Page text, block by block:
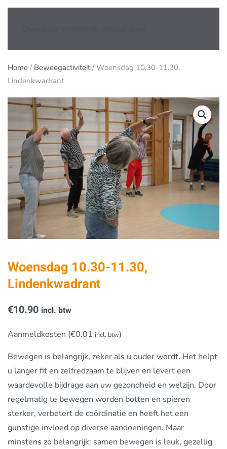
Home / Beweegactiviteit/ Woensdag 10.30-11.30,
Lindenkwadrant
Woensdag 10.30-11.30,
Lindenkwadrant
€10.90 incl. btw
Aanmeldkosten (€0.01 incl. btw)
Bewegen is belangrijk, zeker als u ouder wordt. Het helpt
u langer fit en zelfredzaam te blijven en levert een
waardevolle bijdrage aan uw gezondheid en welzijn. Door
regelmatig te bewegen worden botten en spieren
sterker, verbetert de coördinatie en heeft het een
gunstige invloed op diverse aandoeningen. Maar
minstens zo belangrijk: samen bewegen is leuk, gezellig